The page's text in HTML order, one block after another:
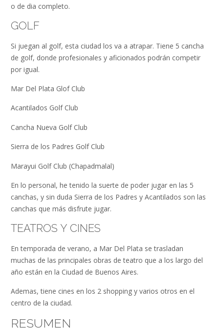
o de dia completo.
GOLF
Si juegan al golf, esta ciudad los va a atrapar. Tiene 5 cancha
de golf, donde profesionales y aficionados podrán competir
por igual.
Mar Del Plata Glof Club
Acantilados Golf Club
Cancha Nueva Golf Club
Sierra de los Padres Golf Club
Marayui Golf Club (Chapadmalal)
En lo personal, he tenido la suerte de poder jugar en las 5
canchas, y sin duda Sierra de los Padres y Acantilados son las
canchas que más disfrute jugar.
TEATROS Y CINES
En temporada de verano, a Mar Del Plata se trasladan
muchas de las principales obras de teatro que a los largo del
año están en la Ciudad de Buenos Aires.
Ademas, tiene cines en los 2 shopping y varios otros en el
centro de la ciudad.
RESUMEN